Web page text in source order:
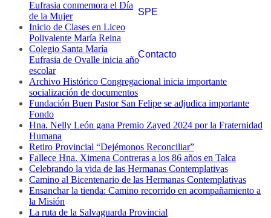
SPE
Contacto
Eufrasia conmemora el Día
de la Mujer
Inicio de Clases en Liceo
Polivalente María Reina
Colegio Santa María
Eufrasia de Ovalle inicia año
escolar
Archivo Histórico Congregacional inicia importante
socialización de documentos
Fundación Buen Pastor San Felipe se adjudica importante
Fondo
Hna. Nelly León gana Premio Zayed 2024 por la Fraternidad
Humana
Retiro Provincial “Dejémonos Reconciliar”
Fallece Hna. Ximena Contreras a los 86 años en Talca
Celebrando la vida de las Hermanas Contemplativas
Camino al Bicentenario de las Hermanas Contemplativas
Ensanchar la tienda: Camino recorrido en acompañamiento a
la Misión
La ruta de la Salvaguarda Provincial